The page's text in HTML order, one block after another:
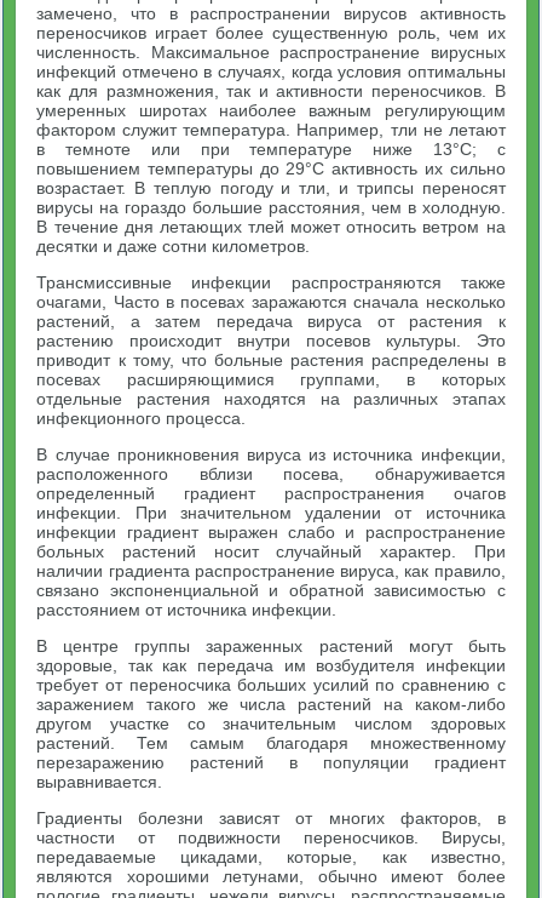
замечено, что в распространении вирусов активность
переносчиков играет более существенную роль, чем их
численность. Максимальное распространение вирусных
инфекций отмечено в случаях, когда условия оптимальны
как для размножения, так и активности переносчиков. В
умеренных широтах наиболее важным регулирующим
фактором служит температура. Например, тли не летают
в темноте или при температуре ниже 13°С; с
повышением температуры до 29°С активность их сильно
возрастает. В теплую погоду и тли, и трипсы переносят
вирусы на гораздо большие расстояния, чем в холодную.
В течение дня летающих тлей может относить ветром на
десятки и даже сотни километров.
Трансмиссивные инфекции распространяются также
очагами, Часто в посевах заражаются сначала несколько
растений, а затем передача вируса от растения к
растению происходит внутри посевов культуры. Это
приводит к тому, что больные растения распределены в
посевах расширяющимися группами, в которых
отдельные растения находятся на различных этапах
инфекционного процесса.
В случае проникновения вируса из источника инфекции,
расположенного вблизи посева, обнаруживается
определенный градиент распространения очагов
инфекции. При значительном удалении от источника
инфекции градиент выражен слабо и распространение
больных растений носит случайный характер. При
наличии градиента распространение вируса, как правило,
связано экспоненциальной и обратной зависимостью с
расстоянием от источника инфекции.
В центре группы зараженных растений могут быть
здоровые, так как передача им возбудителя инфекции
требует от переносчика больших усилий по сравнению с
заражением такого же числа растений на каком-либо
другом участке со значительным числом здоровых
растений. Тем самым благодаря множественному
перезаражению растений в популяции градиент
выравнивается.
Градиенты болезни зависят от многих факторов, в
частности от подвижности переносчиков. Вирусы,
передаваемые цикадами, которые, как известно,
являются хорошими летунами, обычно имеют более